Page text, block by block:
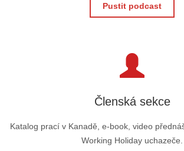
Pustit podcast
Členská sekce
Katalog prací v Kanadě, e-book, video
Working Holiday uchazeče.